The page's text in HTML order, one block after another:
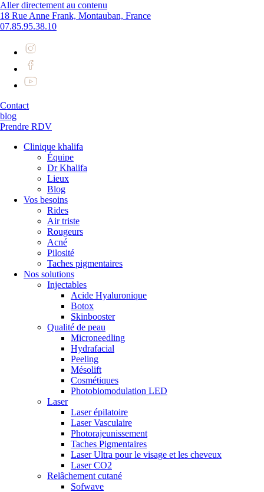
Aller directement au contenu
18 Rue Anne Frank, Montauban, France
07.85.95.38.10
Contact
blog
Prendre RDV
Clinique khalifa
Équipe
Dr Khalifa
Lieux
Blog
Vos besoins
Rides
Air triste
Rougeurs
Acné
Pilosité
Taches pigmentaires
Nos solutions
Injectables
Acide Hyaluronique
Botox
Skinbooster
Qualité de peau
Microneedling
Hydrafacial
Peeling
Mésolift
Cosmétiques
Photobiomodulation LED
Laser
Laser épilatoire
Laser Vasculaire
Photorajeunissement
Taches Pigmentaires
Laser Ultra pour le visage et les cheveux
Laser CO2
Relâchement cutané
Sofwave